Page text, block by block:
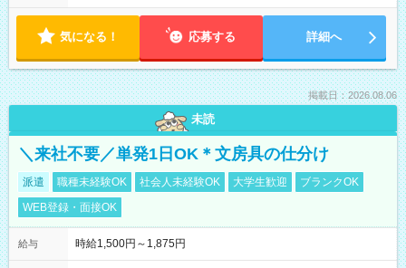
気になる！ 応募する 詳細へ
掲載日：2026.08.06
未読
＼来社不要／単発1日OK＊文房具の仕分け
派遣 職種未経験OK 社会人未経験OK 大学生歓迎
ブランクOK
WEB登録・面接OK
給与 時給1,500円～1,875円